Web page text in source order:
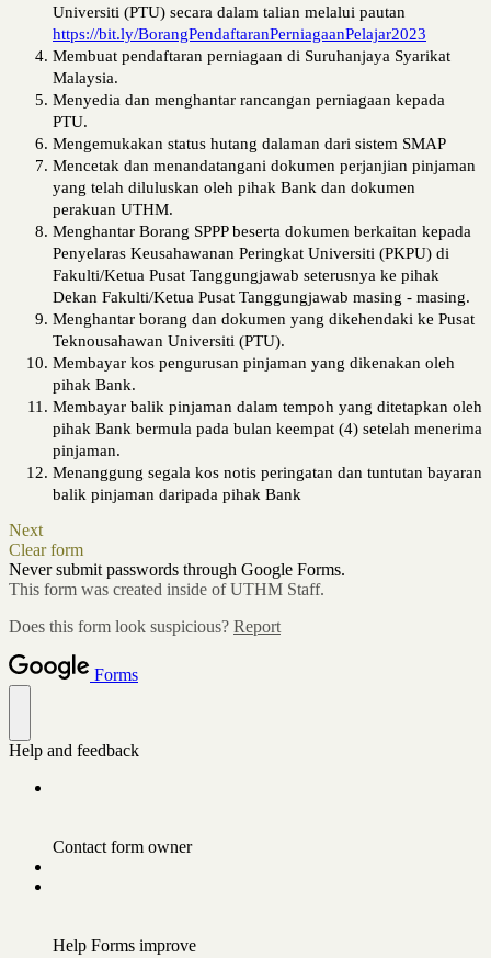
Universiti (PTU)
https://bit.ly/BorangPendaftaranPerniagaanPelajar2023
Membuat pendaftaran perniagaan di Suruhanjaya Syarikat
Malaysia.
Menyedia dan menghantar rancangan perniagaan kepada
PTU.
Mengemukakan status hutang dalaman dari sistem SMAP
Mencetak dan menandatangani dokumen perjanjian pinjaman
yang telah diluluskan oleh pihak Bank dan dokumen
perakuan UTHM.
Menghantar Borang SPPP beserta dokumen berkaitan kepada
Penyelaras Keusahawanan Peringkat Universiti (PKPU) di
Fakulti/Ketua Pusat Tanggungjawab seterusnya ke pihak
Dekan Fakulti/Ketua Pusat Tanggungjawab masing - masing.
Menghantar borang dan dokumen yang dikehendaki ke Pusat
Teknousahawan Universiti (PTU).
Membayar kos pengurusan pinjaman yang dikenakan oleh
pihak Bank.
Membayar balik pinjaman dalam tempoh yang ditetapkan oleh
pihak Bank bermula pada bulan keempat (4) setelah menerima
pinjaman.
Menanggung segala kos notis peringatan dan tuntutan bayaran
balik pinjaman daripada pihak Bank
Next
Clear form
Never submit passwords through Google Forms.
This form was created inside of UTHM Staff.
Does this form look suspicious? Report
Forms
Help and feedback
Contact form owner
Help Forms improve